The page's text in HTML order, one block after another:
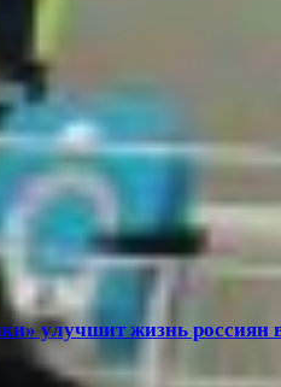
улучшит жизнь россиян